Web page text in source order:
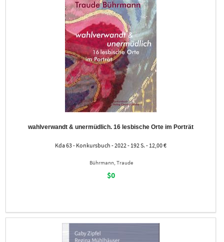
wahlverwandt & unermüdlich. 16 lesbische Orte im Porträt
Kda 63 - Konkursbuch - 2022 - 192 S. - 12,00 €
Bührmann, Traude
$0